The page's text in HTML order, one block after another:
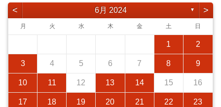
< 6月 2024 ▼ >
月 火 水 木 金 土 日
1 2
3 4 5 6 7 8 9
10 11 12 13 14 15 16
17 18 19 20 21 22 23